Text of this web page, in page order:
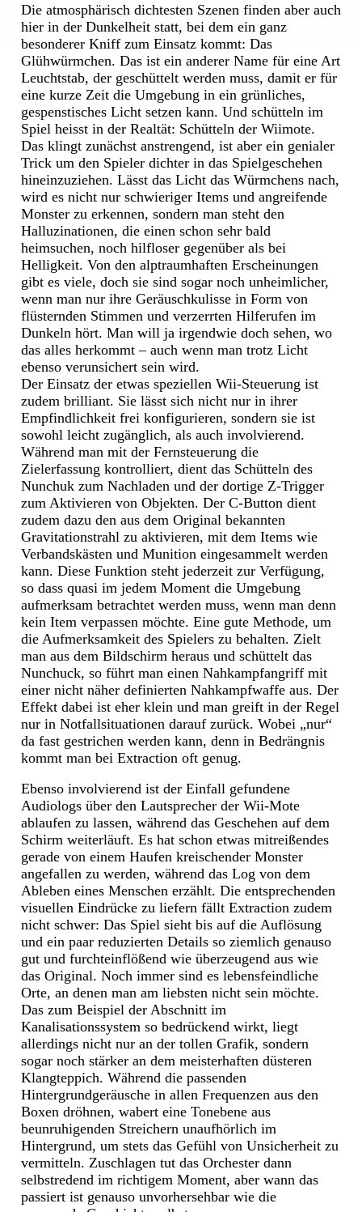
Die atmosphärisch dichtesten Szenen finden aber auch
hier in der Dunkelheit statt, bei dem ein ganz
besonderer Kniff zum Einsatz kommt: Das
Glühwürmchen. Das ist ein anderer Name für eine Art
Leuchtstab, der geschüttelt werden muss, damit er für
eine kurze Zeit die Umgebung in ein grünliches,
gespenstisches Licht setzen kann. Und schütteln im
Spiel heisst in der Realtät: Schütteln der Wiimote.
Das klingt zunächst anstrengend, ist aber ein genialer
Trick um den Spieler dichter in das Spielgeschehen
hineinzuziehen. Lässt das Licht das Würmchens nach,
wird es nicht nur schwieriger Items und angreifende
Monster zu erkennen, sondern man steht den
Halluzinationen, die einen schon sehr bald
heimsuchen, noch hilfloser gegenüber als bei
Helligkeit. Von den alptraumhaften Erscheinungen
gibt es viele, doch sie sind sogar noch unheimlicher,
wenn man nur ihre Geräuschkulisse in Form von
flüsternden Stimmen und verzerrten Hilferufen im
Dunkeln hört. Man will ja irgendwie doch sehen, wo
das alles herkommt – auch wenn man trotz Licht
ebenso verunsichert sein wird.
Der Einsatz der etwas speziellen Wii-Steuerung ist
zudem brilliant. Sie lässt sich nicht nur in ihrer
Empfindlichkeit frei konfigurieren, sondern sie ist
sowohl leicht zugänglich, als auch involvierend.
Während man mit der Fernsteuerung die
Zielerfassung kontrolliert, dient das Schütteln des
Nunchuk zum Nachladen und der dortige Z-Trigger
zum Aktivieren von Objekten. Der C-Button dient
zudem dazu den aus dem Original bekannten
Gravitationstrahl zu aktivieren, mit dem Items wie
Verbandskästen und Munition eingesammelt werden
kann. Diese Funktion steht jederzeit zur Verfügung,
so dass quasi im jedem Moment die Umgebung
aufmerksam betrachtet werden muss, wenn man denn
kein Item verpassen möchte. Eine gute Methode, um
die Aufmerksamkeit des Spielers zu behalten. Zielt
man aus dem Bildschirm heraus und schüttelt das
Nunchuck, so führt man einen Nahkampfangriff mit
einer nicht näher definierten Nahkampfwaffe aus. Der
Effekt dabei ist eher klein und man greift in der Regel
nur in Notfallsituationen darauf zurück. Wobei „nur“
da fast gestrichen werden kann, denn in Bedrängnis
kommt man bei Extraction oft genug.
Ebenso involvierend ist der Einfall gefundene
Audiologs über den Lautsprecher der Wii-Mote
ablaufen zu lassen, während das Geschehen auf dem
Schirm weiterläuft. Es hat schon etwas mitreißendes
gerade von einem Haufen kreischender Monster
angefallen zu werden, während das Log von dem
Ableben eines Menschen erzählt. Die entsprechenden
visuellen Eindrücke zu liefern fällt Extraction zudem
nicht schwer: Das Spiel sieht bis auf die Auflösung
und ein paar reduzierten Details so ziemlich genauso
gut und furchteinflößend wie überzeugend aus wie
das Original. Noch immer sind es lebensfeindliche
Orte, an denen man am liebsten nicht sein möchte.
Das zum Beispiel der Abschnitt im
Kanalisationssystem so bedrückend wirkt, liegt
allerdings nicht nur an der tollen Grafik, sondern
sogar noch stärker an dem meisterhaften düsteren
Klangteppich. Während die passenden
Hintergrundgeräusche in allen Frequenzen aus den
Boxen dröhnen, wabert eine Tonebene aus
beunruhigenden Streichern unaufhörlich im
Hintergrund, um stets das Gefühl von Unsicherheit zu
vermitteln. Zuschlagen tut das Orchester dann
selbstredend im richtigem Moment, aber wann das
passiert ist genauso unvorhersehbar wie die